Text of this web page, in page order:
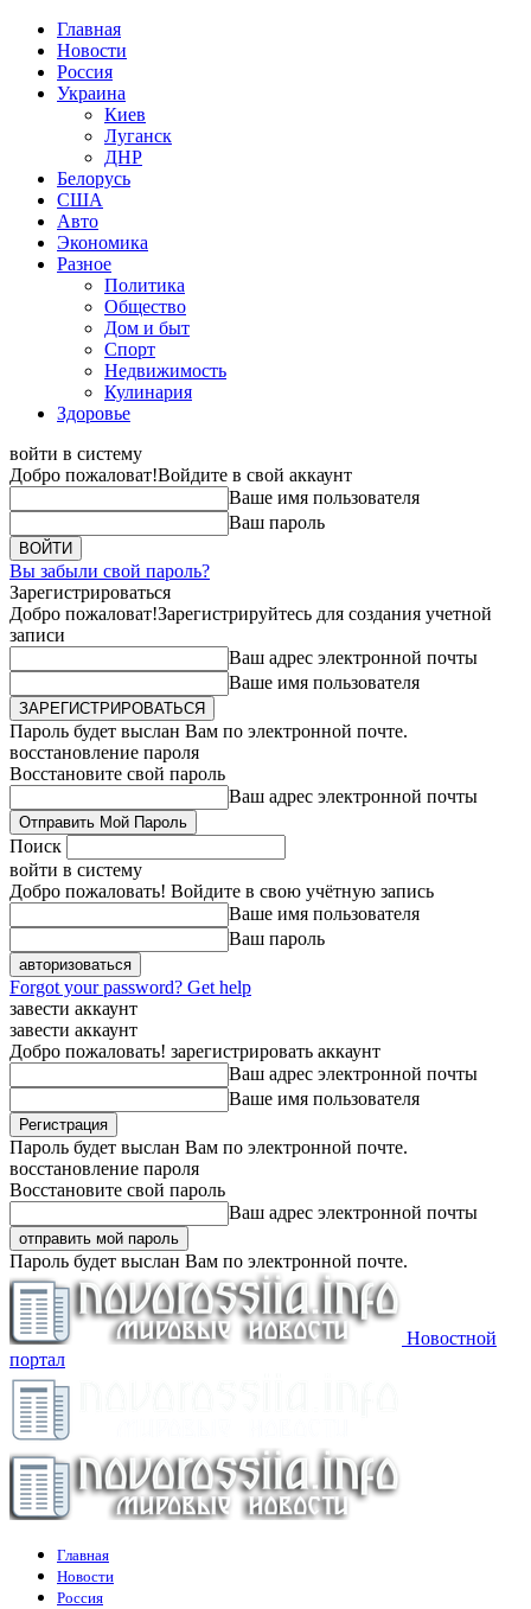
Главная
Новости
Россия
Украина
Киев
Луганск
ДНР
Белорусь
США
Авто
Экономика
Разное
Политика
Общество
Дом и быт
Спорт
Недвижимость
Кулинария
Здоровье
войти в систему
Добро пожаловат!Войдите в свой аккаунт
Ваше имя пользователя
Ваш пароль
Вы забыли свой пароль?
Зарегистрироваться
Добро пожаловат!Зарегистрируйтесь для создания учетной
записи
Ваш адрес электронной почты
Ваше имя пользователя
Пароль будет выслан Вам по электронной почте.
восстановление пароля
Восстановите свой пароль
Ваш адрес электронной почты
Поиск
войти в систему
Добро пожаловать! Войдите в свою учётную запись
Ваше имя пользователя
Ваш пароль
Forgot your password? Get help
завести аккаунт
завести аккаунт
Добро пожаловать! зарегистрировать аккаунт
Ваш адрес электронной почты
Ваше имя пользователя
Пароль будет выслан Вам по электронной почте.
восстановление пароля
Восстановите свой пароль
Ваш адрес электронной почты
Пароль будет выслан Вам по электронной почте.
Новостной
портал
Главная
Новости
Россия